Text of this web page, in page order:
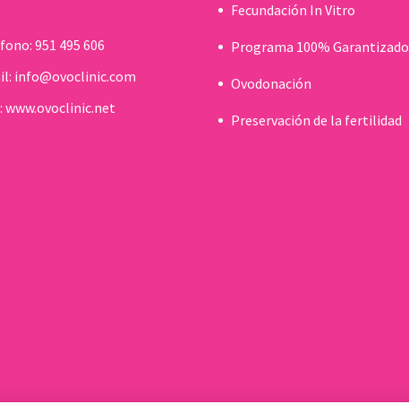
951 495 606
info@ovoclinic.com
www.ovoclinic.net
Fecundación In Vitro
Programa 100% Garantizado
Ovodonación
Preservación de la fertilidad